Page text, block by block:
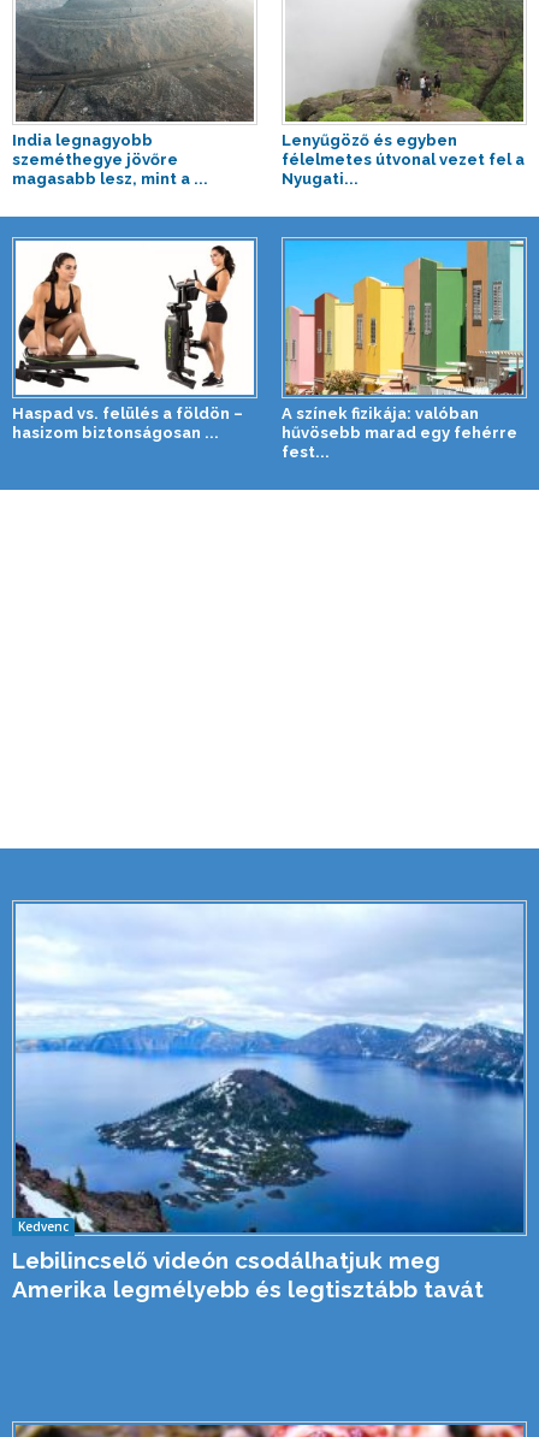
India legnagyobb
szeméthegye jövőre
magasabb lesz, mint a ...
Lenyűgöző és egyben
félelmetes útvonal vezet fel a
Nyugati...
Haspad vs. felülés a földön –
hasizom biztonságosan ...
A színek fizikája: valóban
hűvösebb marad egy fehérre
fest...
Kedvenc
Lebilincselő videón csodálhatjuk meg
Amerika legmélyebb és legtisztább tavát